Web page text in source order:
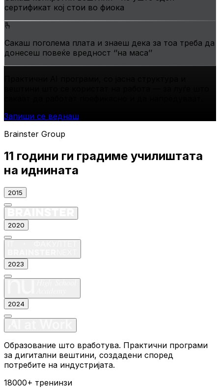
сертификат кој стои во фиока
🫰
Сакаш поголема плата и знаеш дека за тоа треба да
донесеш повеќе вредност ‘’на маса’’
Запиши се веднаш
Brainster Group
11 години ги градиме училиштата
на иднината
2015
2020
2023
2024
Образование што вработува. Практични програми
за дигитални вештини, создадени според
потребите на индустријата.
18000+ тренинзи